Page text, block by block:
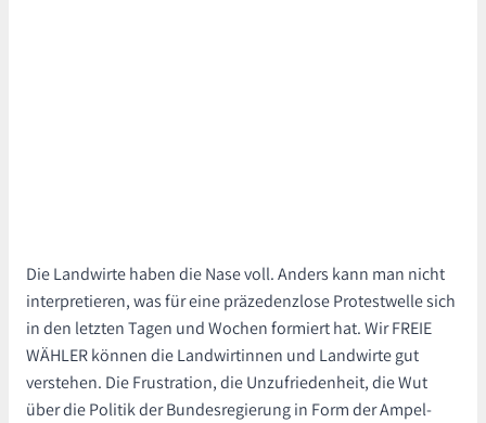
Die Landwirte haben die Nase voll. Anders kann man nicht
interpretieren, was für eine präzedenzlose Protestwelle sich
in den letzten Tagen und Wochen formiert hat. Wir FREIE
WÄHLER können die Landwirtinnen und Landwirte gut
verstehen. Die Frustration, die Unzufriedenheit, die Wut
über die Politik der Bundesregierung in Form der Ampel-